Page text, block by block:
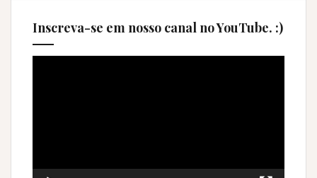
Inscreva-se em nosso canal no YouTube. :)